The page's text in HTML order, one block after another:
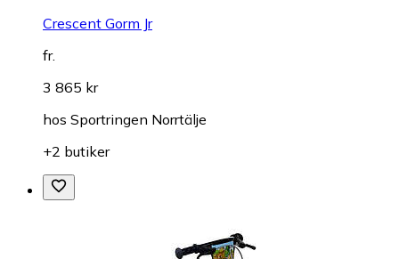
Crescent Gorm Jr
fr.
3 865 kr
hos Sportringen Norrtälje
+2 butiker